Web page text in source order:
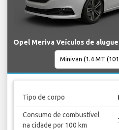
Opel Meriva Veículos de
Tipo de corpo
Consumo de combustível
na cidade por 100 km